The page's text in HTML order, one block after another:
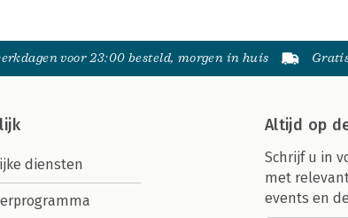
voor 23:00 besteld, morgen in huis
diensten
Altijd op
Schrijf u in
met
events en